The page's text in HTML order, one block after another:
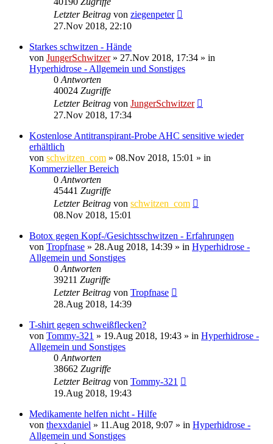
Letzter Beitrag von ziegenpeter
27.Nov 2018, 22:10
Starkes schwitzen - Hände
von JungerSchwitzer» 27.Nov 2018, 17:34 » in
Hyperhidrose - Allgemein und Sonstiges
0 Antworten
40024 Zugriffe
Letzter Beitrag von JungerSchwitzer
27.Nov 2018, 17:34
Kostenlose Antitranspirant-Probe AHC sensitive wieder
erhältlich
von schwitzen_com » 08.Nov 2018, 15:01 » in
Kommerzieller Bereich
0 Antworten
45441 Zugriffe
Letzter Beitrag von schwitzen_com
08.Nov 2018, 15:01
Botox gegen Kopf-/Gesichtsschwitzen - Erfahrungen
von Tropfnase » 28.Aug 2018, 14:39 » in Hyperhidrose -
Allgemein und Sonstiges
0 Antworten
39211 Zugriffe
Letzter Beitrag von Tropfnase
28.Aug 2018, 14:39
T-shirt gegen schweißflecken?
von Tommy-321 » 19.Aug 2018, 19:43 » in Hyperhidrose -
Allgemein und Sonstiges
0 Antworten
38662 Zugriffe
Letzter Beitrag von Tommy-321
19.Aug 2018, 19:43
Medikamente helfen nicht - Hilfe
von thexxdaniel » 11.Aug 2018, 9:07 » in Hyperhidrose -
Allgemein und Sonstiges